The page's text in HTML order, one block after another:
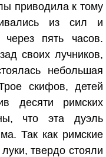
приводила к тому
из сил и
через пять часов.
своих лучников,
небольшая
скифов, детей
десяти римских
что эта дуэль
Так как римские
твердо стояли